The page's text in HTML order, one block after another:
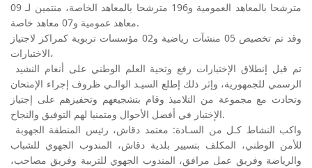
مترشحا بالمعاهد العمومية و196 مترشحا بالمعاهد الخاصة، منتمين لـ 09
معاهد عمومية و07 معاهد خاصة.
وقد تم تخصيص 05 منشآت رياضية و02 مؤسسات تربوية كمراكز لاجتياز
الاختبارات،
الرسمي للجمهورية، وإثر ذلك إطلع السيـد الوالـي ظروف إجراء الإمتحان
وتحادث مع مجموعة من التلاميذ وقام بتشجيعهم وتحفيزهم على إجتياز
الإختبار في أفضل الأحوال ومتمنيا لهم التوفيق والنجاح.
للأمن الوطني، المكلف بتسيير بلدية دقاش، المندوب الجهوي للشباب
والرياضة وفريق عمل مرافق، المندوب الجهوي للتربية وفريق مصاحب،